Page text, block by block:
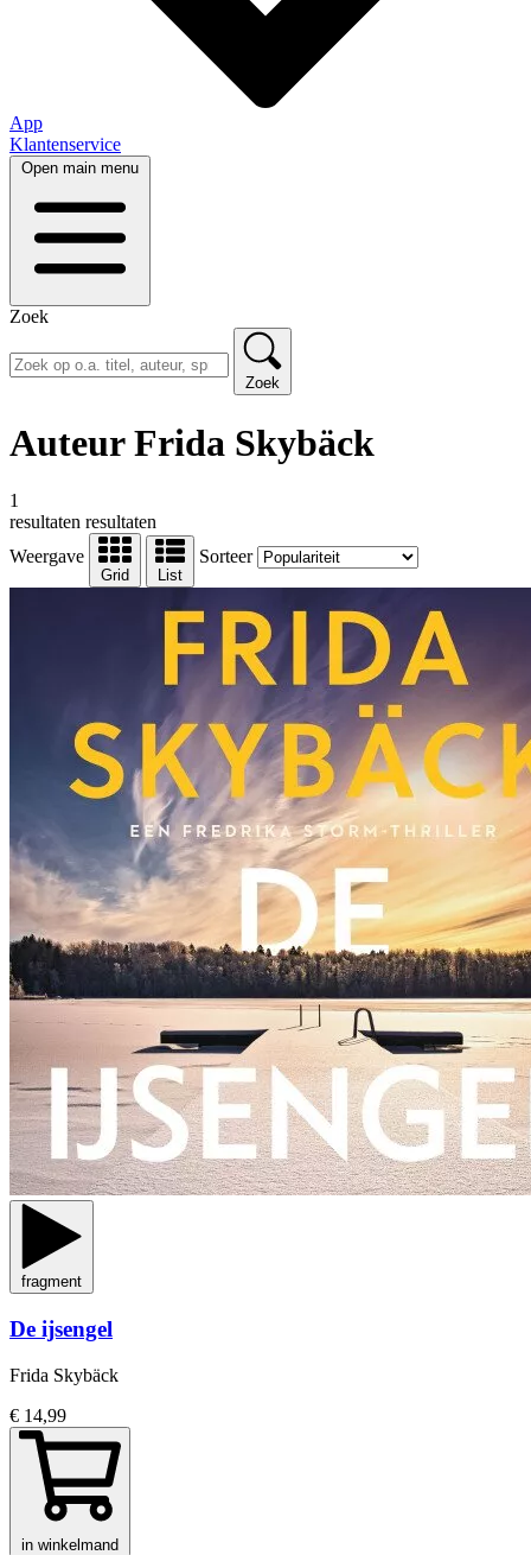
App
Klantenservice
Open main menu
Zoek
Zoek
Auteur Frida Skybäck
1
resultaten resultaten
Weergave
Grid List
Sorteer
fragment
De ijsengel
Frida Skybäck
€ 14,99
in winkelmand